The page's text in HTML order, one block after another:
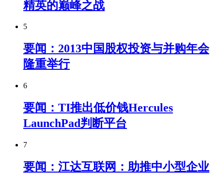
精英的巅峰之战
5
要闻：2013中国股权投资与并购年会
隆重举行
6
要闻：TI推出低价钱Hercules
LaunchPad判断平台
7
要闻：江达互联网：助推中小型企业